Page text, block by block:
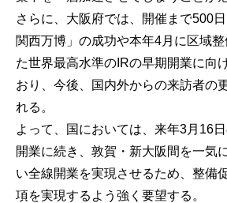
さらに、大阪府では、開催まで500
関西万博」の成功や本年4月に区域
た世界最高水準のIRの早期開業に向
おり、今後、国内外からの来訪者の
れる。
よって、国においては、来年3月16
開業に続き、敦賀・新大阪間を一気
い全線開業を実現させるため、整備
項を実現するよう強く要望する。